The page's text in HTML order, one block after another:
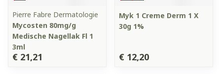
Pierre Fabre Dermatologie
Mycosten 80mg/g
Medische Nagellak Fl 1
3ml
€ 21,21
Myk 1 Creme Derm 1 X
30g 1%
€ 12,20